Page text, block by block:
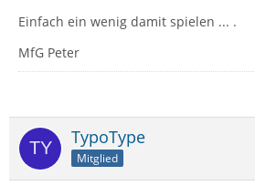
Einfach ein wenig damit spielen ... .
MfG Peter
TypoType
Mitglied